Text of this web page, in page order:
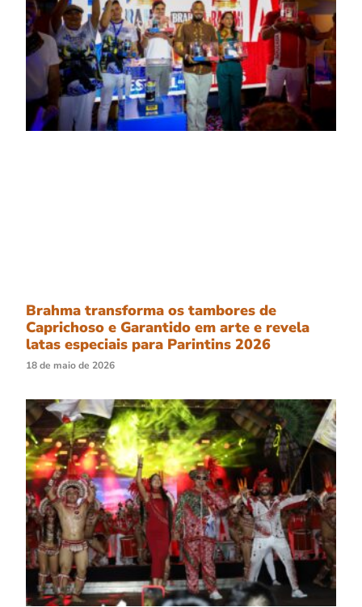
Brahma transforma os tambores de
Caprichoso e Garantido em arte e revela
latas especiais para Parintins 2026
18 de maio de 2026